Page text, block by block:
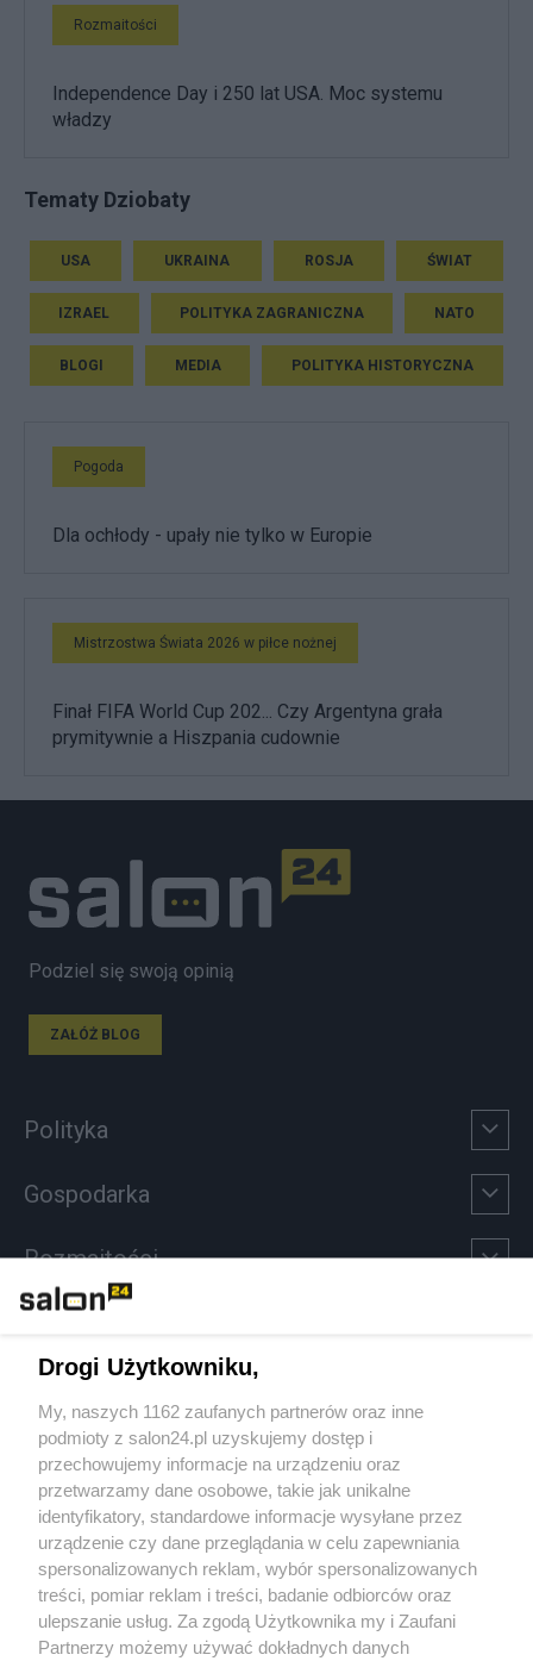
Rozmaitości
Independence Day i 250 lat USA. Moc systemu
władzy
Tematy Dziobaty
USA UKRAINA ROSJA ŚWIAT
IZRAEL POLITYKA ZAGRANICZNA NATO
BLOGI MEDIA POLITYKA HISTORYCZNA
Pogoda
Dla ochłody - upały nie tylko w Europie
Mistrzostwa Świata 2026 w piłce nożnej
Finał FIFA World Cup 202... Czy Argentyna grała
prymitywnie a Hiszpania cudownie
Podziel się swoją opinią
ZAŁÓŻ BLOG
Polityka
Gospodarka
Rozmaitości
Sport
Społeczeństwo
Kultura
X Facebook Instagram Youtube
Drogi Użytkowniku,
My, naszych 1162 zaufanych partnerów oraz inne
podmioty z salon24.pl uzyskujemy dostęp i
przechowujemy informacje na urządzeniu oraz
przetwarzamy dane osobowe, takie jak unikalne
identyfikatory, standardowe informacje wysyłane przez
urządzenie czy dane przeglądania w celu zapewniania
spersonalizowanych reklam, wybór spersonalizowanych
treści, pomiar reklam i treści, badanie odbiorców oraz
ulepszanie usług. Za zgodą Użytkownika my i Zaufani
Partnerzy możemy używać dokładnych danych